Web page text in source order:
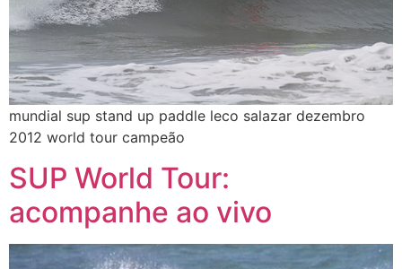
mundial sup stand up paddle leco salazar dezembro
2012 world tour campeão
SUP World Tour:
acompanhe ao vivo